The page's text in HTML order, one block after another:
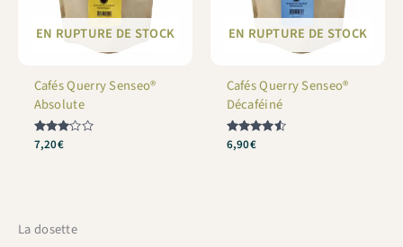
EN RUPTURE DE STOCK
Cafés Querry Senseo®
Absolute
Note
7,20€
EN RUPTURE DE STOCK
Cafés Querry Senseo®
Décaféiné
Note
4.5
6,90€
La dosette